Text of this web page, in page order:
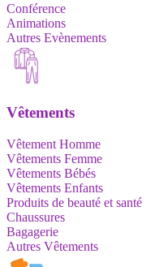
Conférence
Animations
Autres Evènements
Vêtements
Vêtement Homme
Vêtements Femme
Vêtements Bébés
Vêtements Enfants
Produits de beauté et santé
Chaussures
Bagagerie
Autres Vêtements